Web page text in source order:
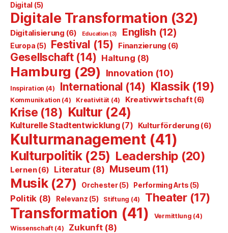
Digital (5)
Digitale Transformation (32)
Digitalisierung (6) Education (3) English (12)
Europa (5) Festival (15) Finanzierung (6)
Gesellschaft(14) Haltung (8)
Hamburg (29) Innovation (10)
Inspiration (4) International (14) Klassik(19)
Kommunikation (4) Kreativität (4) Kreativwirtschaft (6)
Krise (18) Kultur (24)
Kulturelle Stadtentwicklung(7) Kulturförderung (6)
Kulturmanagement (41)
Kulturpolitik(25) Leadership (20)
Lernen(6) Literatur(8) Museum (11)
Musik(27) Orchester(5) Performing Arts (5)
Politik (8) Relevanz (5) Stiftung (4) Theater(17)
Transformation (41) Vermittlung (4)
Wissenschaft(4) Zukunft(8)